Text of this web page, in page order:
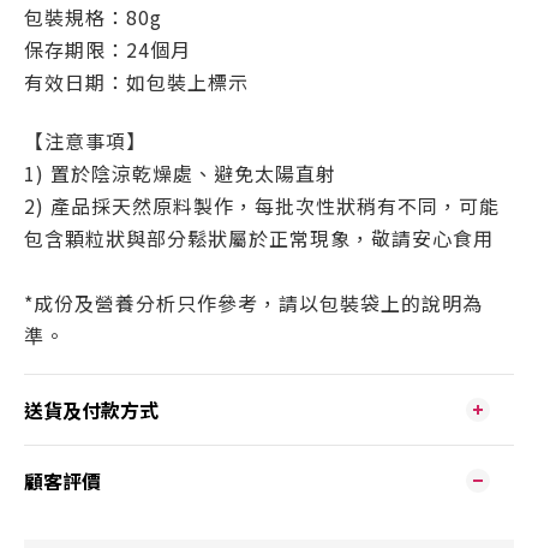
包裝規格：80g
保存期限：24個月
有效日期：如包裝上標示
【注意事項】
1) 置於陰涼乾燥處、避免太陽直射
2) 產品採天然原料製作，每批次性狀稍有不同，可能
包含顆粒狀與部分鬆狀屬於正常現象，敬請安心食用
*成份及營養分析只作參考，請以包裝袋上的說明為
準。
送貨及付款方式
顧客評價